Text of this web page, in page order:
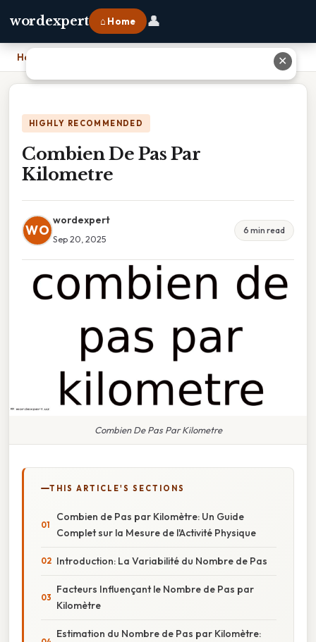
wordexpert ⌂ Home 👤
Home
HIGHLY RECOMMENDED
Combien De Pas Par
Kilometre
WO
wordexpert
Sep 20, 2025
6 min read
Combien De Pas Par Kilometre
THIS ARTICLE'S SECTIONS
Combien de Pas par Kilomètre: Un Guide
Complet sur la Mesure de l'Activité Physique
Introduction: La Variabilité du Nombre de Pas
Facteurs Influençant le Nombre de Pas par
Kilomètre
Estimation du Nombre de Pas par Kilomètre:
✕